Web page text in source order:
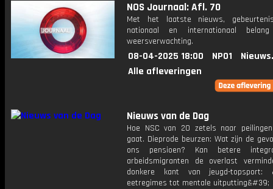
NOS Journaal: Afl. 70
Met het laatste nieuws,
nationaal en internationaal
weersverwachting.
08-04-2025 18:00 NPO1
Alle afleveringen
Nieuws van de Dag
Hoe NSC van 20 zetels naar
gaat. Dieprode beurzen: Wat zijn de
ons pensioen? Kan betere
arbeidsmigranten de overlast
donkere kant van jeugd-topsport:
eetregimes tot mentale uitputting&#39;